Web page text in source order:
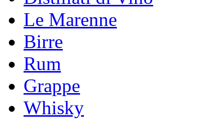
Le Marenne
Birre
Rum
Grappe
Whisky